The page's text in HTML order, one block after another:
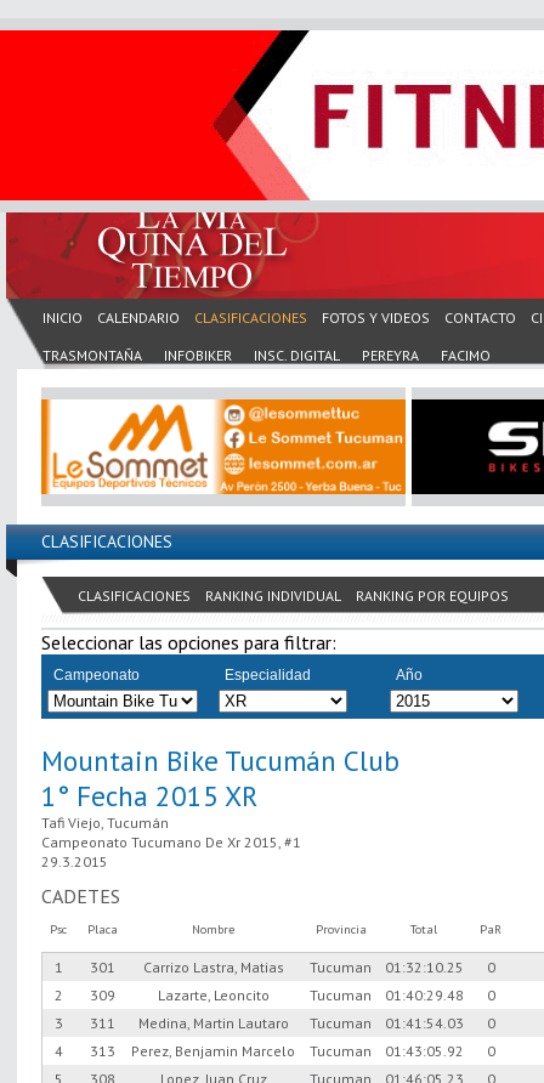
INICIO CALENDARIO CLASIFICACIONES FOTOS Y VIDEOS CONTACTO
TRASMONTAÑA INFOBIKER INSC. DIGITAL PEREYRA FACIMO
CLASIFICACIONES
CLASIFICACIONES RANKING INDIVIDUAL RANKING POR EQUIPOS
Seleccionar las opciones para filtrar:
Campeonato Especialidad Año
Mountain Bike Tucumán Club
1° Fecha 2015 XR
Tafi Viejo, Tucumán
Campeonato Tucumano De Xr 2015, #1
29.3.2015
CADETES
Psc Placa Nombre Provincia Total PaR
1 301 Carrizo Lastra, Matias Tucuman 01:32:10.25
0
2
309 Lazarte, Leoncito Tucuman 01:40:29.48
0
3
311 Medina, Martin Lautaro Tucuman 01:41:54.03
0
4
313 Perez, Benjamin Marcelo Tucuman 01:43:05.92
0
5
308 Lopez, Juan Cruz Tucuman 01:46:05.23
0